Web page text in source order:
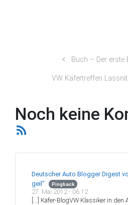
Buch – Der erste
VW Käfertreffen
Noch keine
Deutscher Auto Blogger Digest
geil"
Pingback
27. Mai 2012 - 06:12
[…] Käfer-BlogVW Klassiker in den